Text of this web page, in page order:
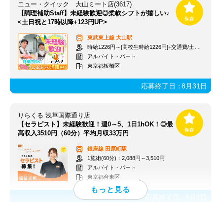
ニュー・クイック 大山ミート店(3617)
【調理補助Staff】未経験歓迎◎柔軟シフトが嬉しい♪
<土日祝と17時以降+123円UP>
東武東上線 大山駅
時給1226円～[高校生時給1226円]+交通費/土日祝,17時以降+123円
アルバイト・パート
東京都板橋区
応募終了日：8月31日
りらくる 浅草国際通り店
【セラピスト】未経験歓迎！週0～5、1日1hOK！◎最
高収入3510円（60分）平均月収33万円
銀座線 田原町駅
1施術(60分)：2,088円～3,510円
アルバイト・パート
東京都台東区
応募終了日：